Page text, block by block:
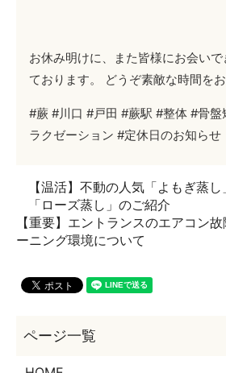
お休み明けに、また皆様にお会い
ております。 どうぞ素敵な時間をお
#蕨 #川口 #戸田 #蕨駅 #整体 #骨盤
ラクゼーション #定休日のお知らせ
【温活】不動の人気「よもぎ蒸
「ローズ蒸し」のご紹介
【重要】エントランスのエアコン
ーニング環境について